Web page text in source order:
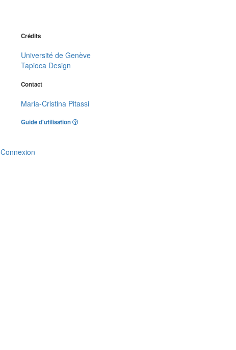
Crédits
Université de Genève
Tapioca Design
Contact
Maria-Cristina Pitassi
Guide d'utilisation
Connexion